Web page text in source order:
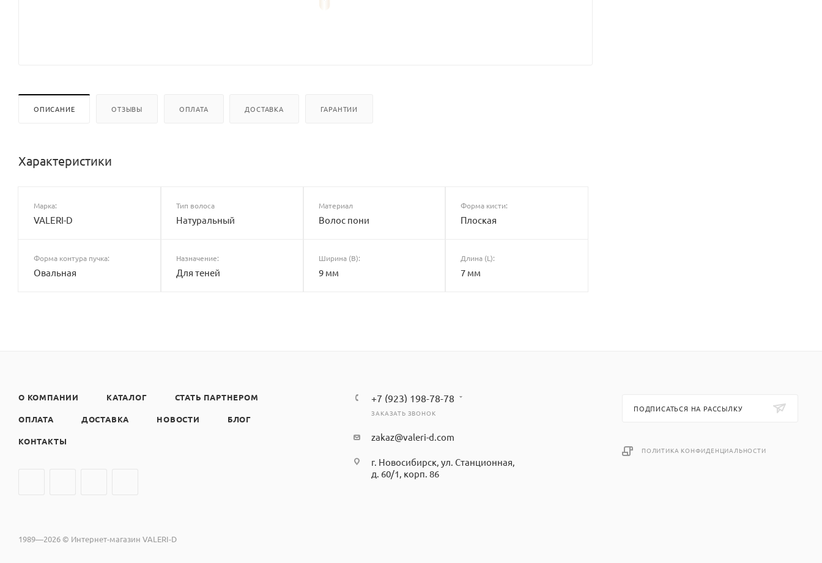
ОПИСАНИЕ ОТЗЫВЫ ОПЛАТА ДОСТАВКА ГАРАНТИИ
Характеристики
Марка:
VALERI-D
Тип волоса
Натуральный
Материал
Волос пони
Форма кисти:
Плоская
Форма контура пучка:
Овальная
Назначение:
Для теней
Ширина (B):
9 мм
Длина (L):
7 мм
О КОМПАНИИ КАТАЛОГ СТАТЬ ПАРТНЕРОМ
ОПЛАТА ДОСТАВКА НОВОСТИ БЛОГ
КОНТАКТЫ
+7 (923) 198-78-78
ЗАКАЗАТЬ ЗВОНОК
zakaz@valeri-d.com
г. Новосибирск, ул. Станционная,
д. 60/1, корп. 86
ПОДПИСАТЬСЯ НА РАССЫЛКУ
ПОЛИТИКА КОНФИДЕНЦИАЛЬНОСТИ
1989—2026 © Интернет-магазин VALERI-D